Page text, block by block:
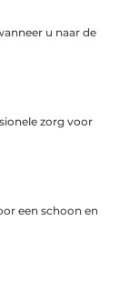
u naar de
zorg voor
een schoon en